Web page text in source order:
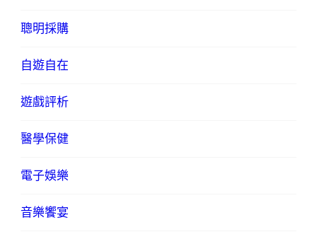
聰明採購
自遊自在
遊戲評析
醫學保健
電子娛樂
音樂饗宴